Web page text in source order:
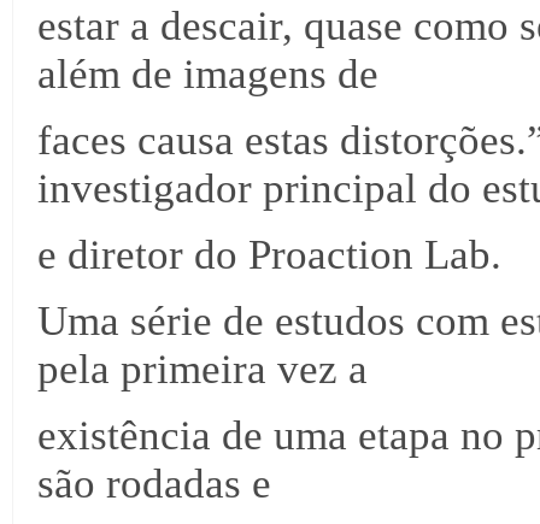
estar a descair, quase como
além de imagens de
faces causa estas
investigador principal do
e diretor do Proaction Lab.
Uma série de estudos com
pela primeira vez a
existência de uma etapa no
são rodadas e